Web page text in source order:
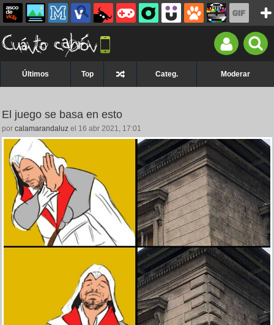
Últimos Top Categ. Moderar
El juego se basa en esto
por calamarandaluz el 16 abr 2021, 17:01